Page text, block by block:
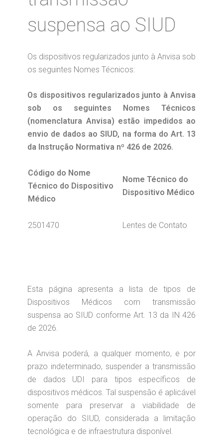
suspensa ao SIUD
Os dispositivos regularizados junto à Anvisa sob
os seguintes Nomes Técnicos:
Os dispositivos regularizados junto à Anvisa
sob os seguintes Nomes Técnicos
(nomenclatura Anvisa) estão impedidos ao
envio de dados ao SIUD, na forma do Art. 13
da Instrução Normativa nº 426 de 2026.
Código do Nome
Técnico do Dispositivo
Médico
Nome Técnico do
Dispositivo Médico
2501470 Lentes de Contato
Esta página apresenta a lista de tipos de
Dispositivos Médicos com transmissão
suspensa ao SIUD conforme Art. 13 da IN 426
de 2026.
A Anvisa poderá, a qualquer momento, e por
prazo indeterminado, suspender a transmissão
de dados UDI para tipos específicos de
dispositivos médicos. Tal suspensão é aplicável
somente para preservar a viabilidade de
operação do SIUD, considerada a limitação
tecnológica e de infraestrutura disponível.